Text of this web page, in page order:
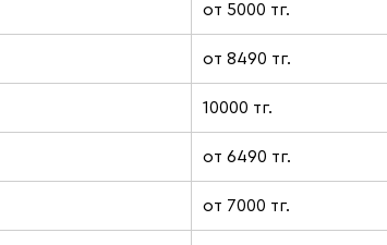
от 5000 тг.
от 8490 тг.
10000 тг.
от 6490 тг.
от 7000 тг.